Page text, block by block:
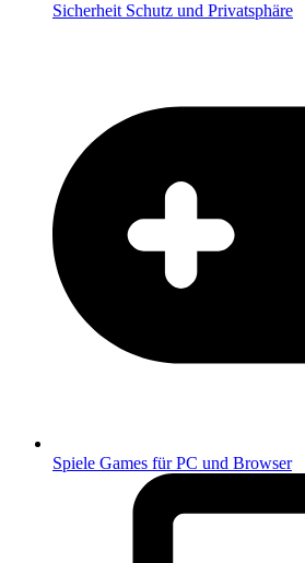
Sicherheit Schutz und Privatsphäre
Spiele Games für PC und Browser